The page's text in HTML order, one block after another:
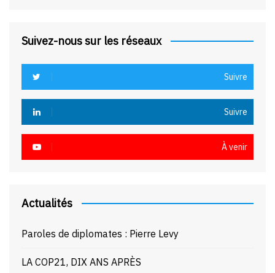
Suivez-nous sur les réseaux
Suivre
Suivre
À venir
Actualités
Paroles de diplomates : Pierre Levy
LA COP21, DIX ANS APRÈS